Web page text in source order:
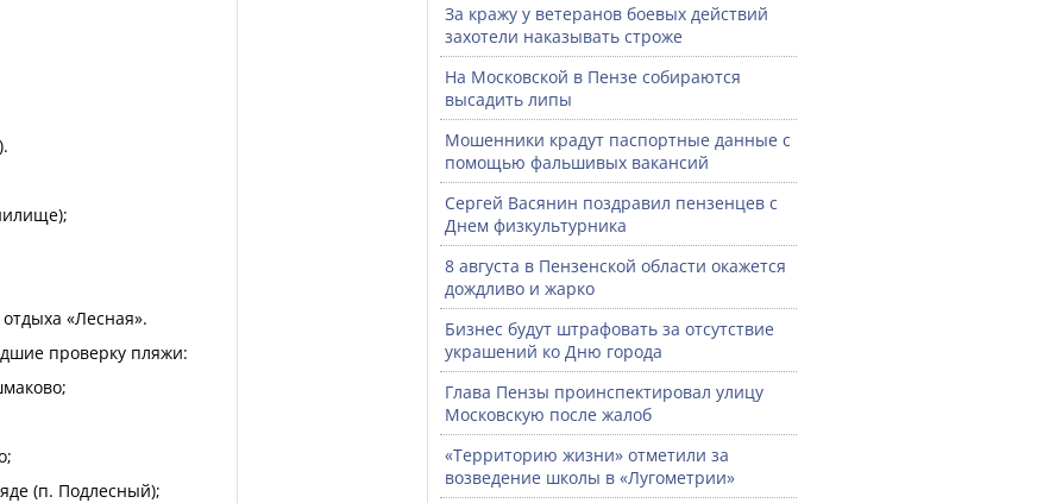
«Лесная».
проверку пляжи:
(п. Подлесный);
За кражу у ветеранов боевых действий
захотели наказывать строже
На Московской в Пензе собираются
высадить липы
Мошенники крадут паспортные данные с
помощью фальшивых вакансий
Сергей Васянин поздравил пензенцев с
Днем физкультурника
8 августа в Пензенской области окажется
дождливо и жарко
Бизнес будут штрафовать за отсутствие
украшений ко Дню города
Глава Пензы проинспектировал улицу
Московскую после жалоб
«Территорию жизни» отметили за
возведение школы в «Лугометрии»